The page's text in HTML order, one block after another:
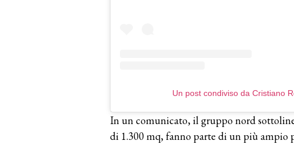
Un post condiviso da Cristiano
In un comunicato, il gruppo nord
di 1.300 mq, fanno parte di un più